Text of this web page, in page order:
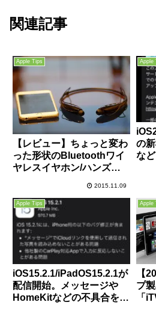
関連記事
Apple Tips
【レビュー】ちょっと変わ
った形状のBluetoothワイ
ヤレスイヤホン/ハンズフ
「SoundPEATS Q800」
は安いけどなかなかの性
能！
2015.11.09
Apple
の
な
Apple Tips
iOS15.2.1/iPadOS15.2.1が
配信開始。メッセージや
HomeKitなどの不具合を解
Apple
【
プ
「